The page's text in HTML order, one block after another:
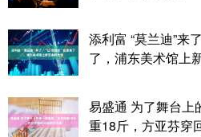
添利富 “莫兰迪”来
了，浦东美术馆上
易盛通 为了舞台上
重18斤，方亚芬穿